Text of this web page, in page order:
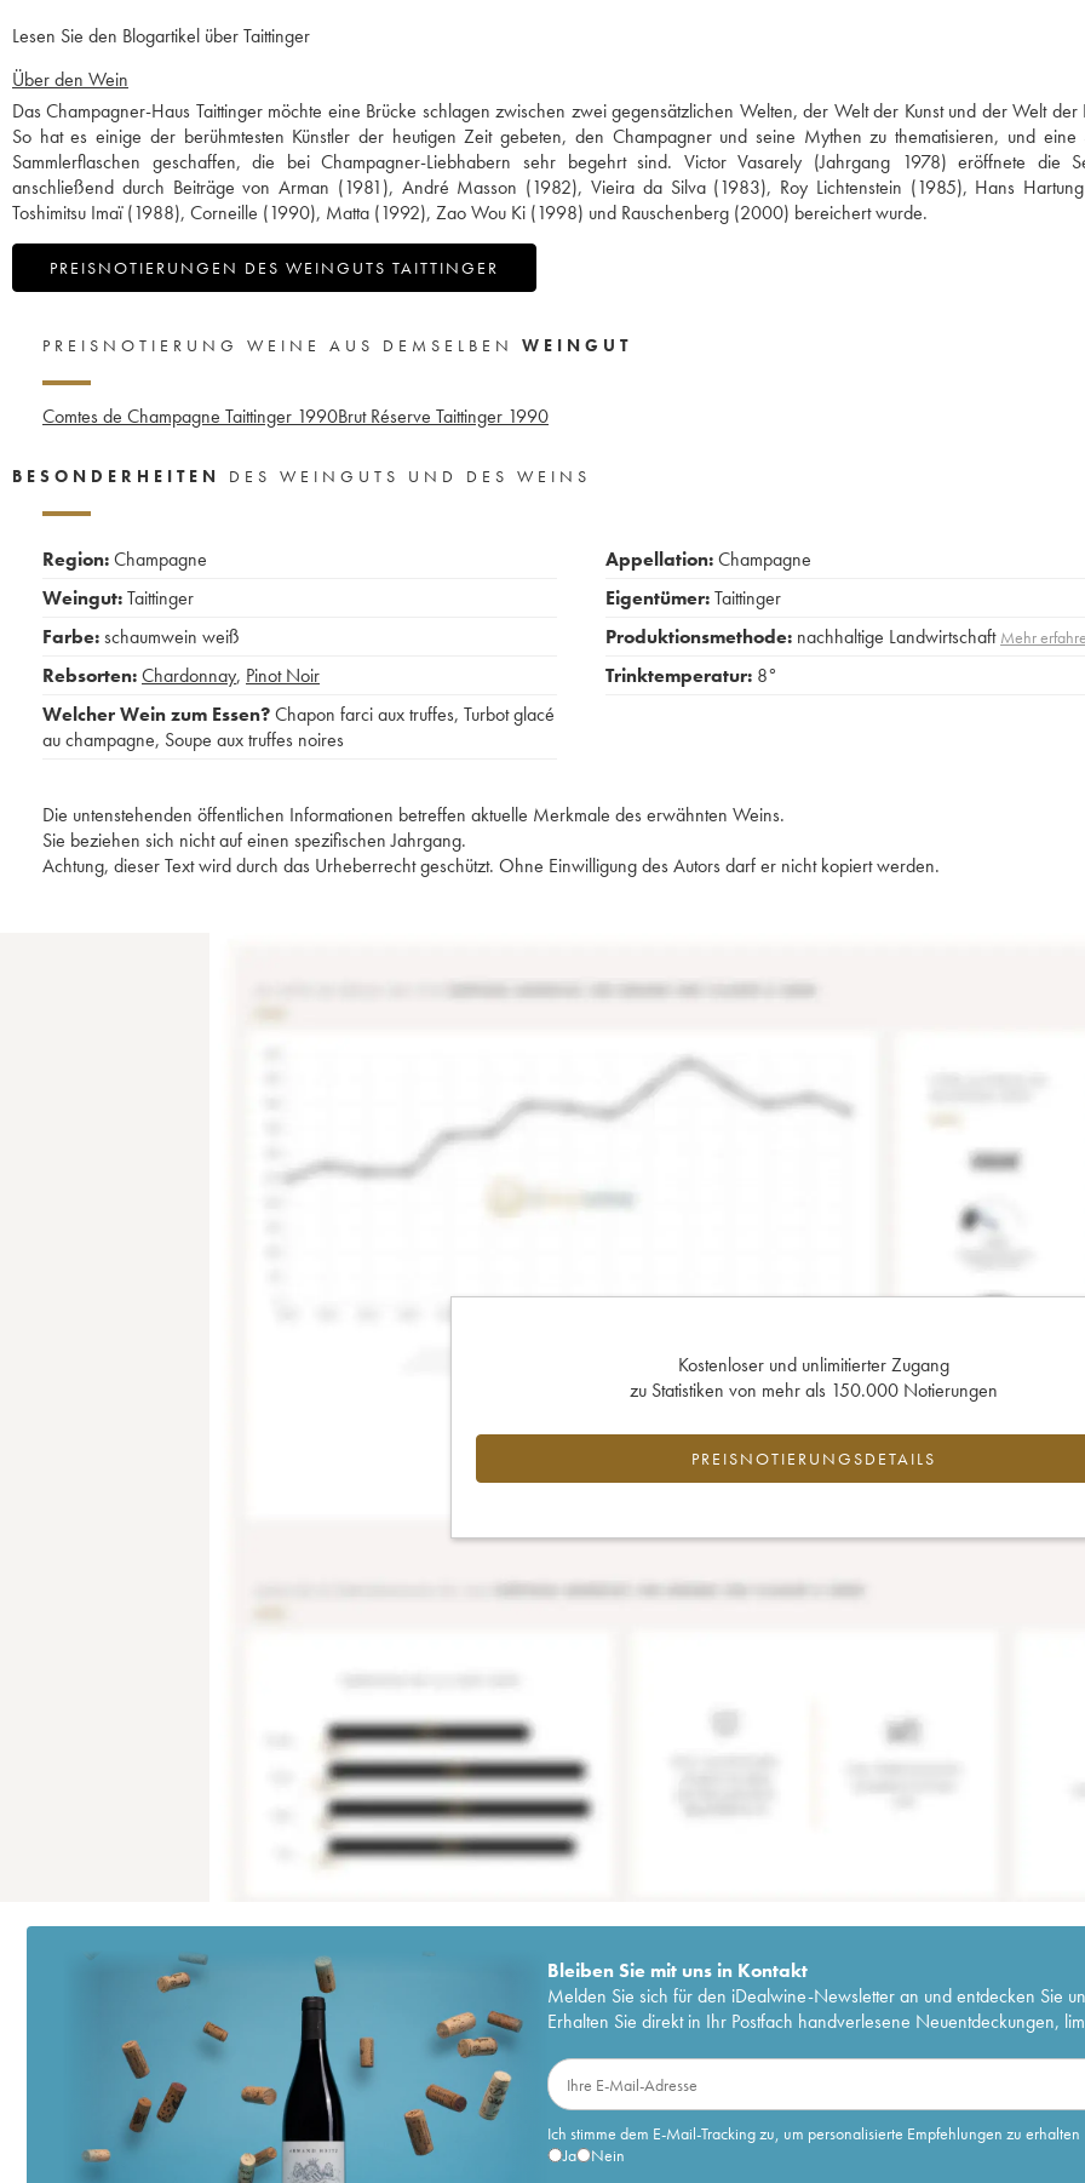
Lesen Sie den Blogartikel über Taittinger
Über den Wein
Das Champagner-Haus Taittinger möchte eine Brücke schlagen zwischen zwei gegensätzlichen Welten, der Welt der Kunst und der Welt der
So hat es einige der berühmtesten Künstler der heutigen Zeit gebeten, den Champagner und seine Mythen zu thematisieren, und eine
Sammlerflaschen geschaffen, die bei Champagner-Liebhabern sehr begehrt sind. Victor Vasarely (Jahrgang 1978) eröffnete die
anschließend durch Beiträge von Arman (1981), André Masson (1982), Vieira da Silva (1983), Roy Lichtenstein (1985), Hans
Toshimitsu Imaï (1988), Corneille (1990), Matta (1992), Zao Wou Ki (1998) und Rauschenberg (2000) bereichert wurde.
PREISNOTIERUNGEN DES WEINGUTS TAITTINGER
PREISNOTIERUNG WEINE AUS DEMSELBEN WEINGUT
Comtes de Champagne Taittinger 1990Brut Réserve Taittinger 1990
BESONDERHEITEN DES WEINGUTS UND DES WEINS
Region:Champagne
Weingut:Taittinger
Farbe:schaumwein weiß
Rebsorten:Chardonnay, Pinot Noir
Welcher Wein zum Essen?Chapon farci aux truffes, Turbot glacé
au champagne, Soupe aux truffes noires
Appellation:Champagne
Eigentümer:Taittinger
Produktionsmethode: nachhaltige Landwirtschaft Mehr
Trinktemperatur: 8°
Die untenstehenden öffentlichen Informationen betreffen aktuelle Merkmale des erwähnten Weins.
Sie beziehen sich nicht auf einen spezifischen Jahrgang.
Achtung, dieser Text wird durch das Urheberrecht geschützt. Ohne Einwilligung des Autors darf er nicht kopiert werden.
Kostenloser und unlimitierter Zugang
zu Statistiken von mehr als 150.000 Notierungen
PREISNOTIERUNGSDETAILS
Bleiben Sie mit uns in Kontakt
Melden Sie sich für den iDealwine-Newsletter an und entdecken Sie
Erhalten Sie direkt in Ihr Postfach handverlesene Neuentdeckungen,
Ich stimme dem E-Mail-Tracking zu, um personalisierte Empfehlungen zu erhalten
Ja
Nein